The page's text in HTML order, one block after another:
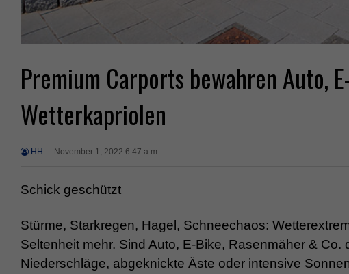
Premium Carports bewahren Auto,
Wetterkapriolen
HH November 1, 2022 6:47 a.m.
Schick geschützt
Stürme, Starkregen, Hagel, Schneechaos:
Seltenheit mehr. Sind Auto, E-Bike, Rasenmäher &
Niederschläge, abgeknickte Äste oder intensive